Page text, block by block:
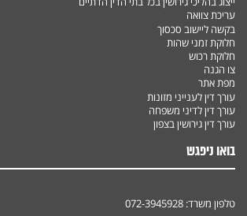
עריכת צוואה
בקשה ליישוב סכסוך
חלוקת זמני שהות
חלוקת רכוש
צו הגנה
מפת אתר
עורך דין לענייני מזונות
עורך דין לדיני משפחה
עורך דין גירושין בצפון
בואו ניפגש
טלפון משרד: 072-3945928